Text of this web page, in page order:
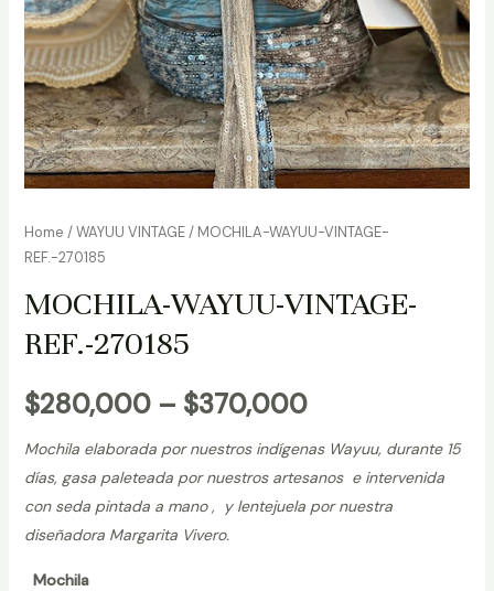
Home /WAYUU VINTAGE/ MOCHILA-WAYUU-VINTAGE-
REF.-270185
MOCHILA-WAYUU-VINTAGE-
REF.-270185
$280,000– $370,000
Mochila elaborada por nuestros indígenas Wayuu, durante 15
días, gasa paleteada por nuestros artesanos e intervenida
con seda pintada a mano , y lentejuela por nuestra
diseñadora Margarita Vivero.
Mochila